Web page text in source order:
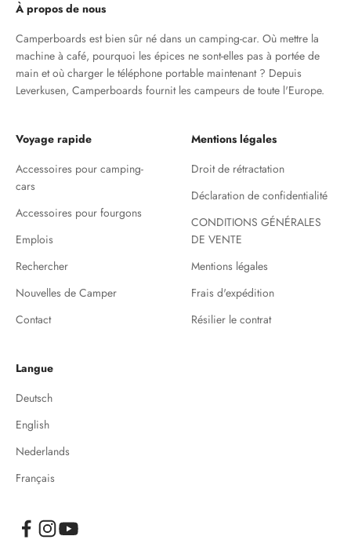
À propos de nous
Camperboards est bien sûr né dans un camping-car. Où mettre la
machine à café, pourquoi les épices ne sont-elles pas à portée de
main et où charger le téléphone portable maintenant ? Depuis
Leverkusen, Camperboards fournit les campeurs de toute l'Europe.
Voyage rapide
Accessoires pour camping-
cars
Accessoires pour fourgons
Emplois
Rechercher
Nouvelles de Camper
Contact
Mentions légales
Droit de rétractation
Déclaration de confidentialité
CONDITIONS GÉNÉRALES
DE VENTE
Mentions légales
Frais d'expédition
Résilier le contrat
Langue
Deutsch
English
Nederlands
Français